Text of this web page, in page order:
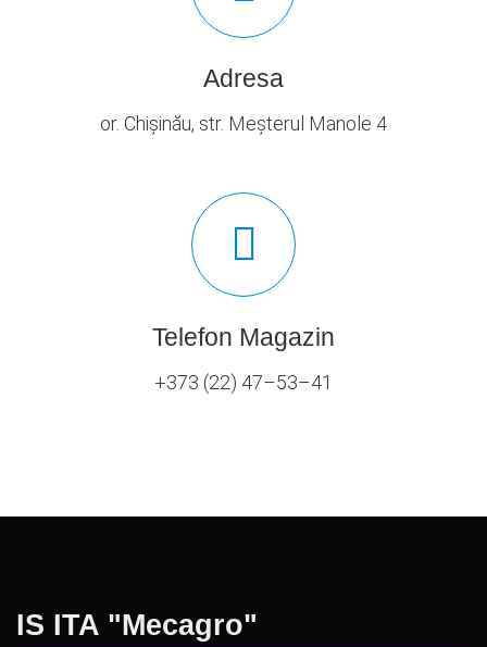
Adresa
or. Chișinău, str. Meșterul Manole 4
Telefon Magazin
+373 (22) 47–53–41
IS ITA "Mecagro"